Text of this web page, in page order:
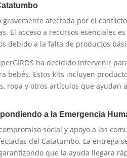
afectada por el
El acceso a recursos esenciales
debido a la falta de productos
ha decidido intervenir
bebés. Estos kits incluyen
ropa y otros artículos que
a la Emergencia
social y apoyo a las
del Catatumbo. La entrega
que la ayuda llegara